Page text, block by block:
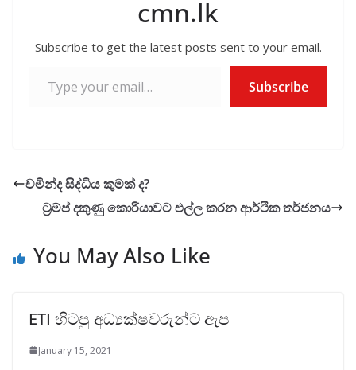
cmn.lk
Subscribe to get the latest posts sent to your email.
Subscribe
චමින්ද සිද්ධිය කුමක් ද?
ට්‍රම්ප් දකුණු කොරියාවට එල්ල කරන ආර්ථික තර්ජනය
You May Also Like
ETI හිටපු අධ්‍යක්ෂවරුන්ට ඇප
January 15, 2021